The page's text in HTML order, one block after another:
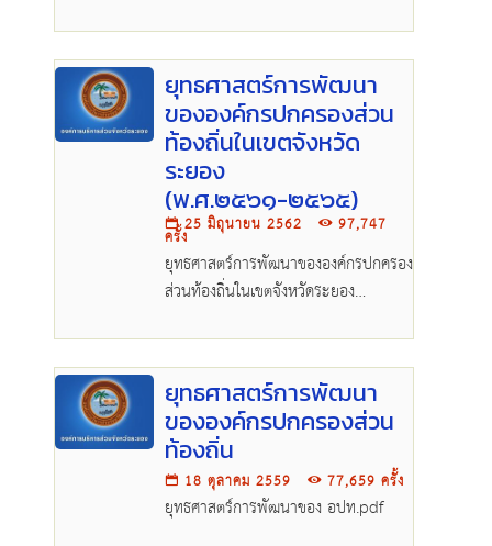
ยุทธศาสตร์การพัฒนา
ขององค์กรปกครองส่วน
ท้องถิ่นในเขตจังหวัด
ระยอง
(พ.ศ.๒๕๖๑-๒๕๖๕)
25 มิถุนายน 2562 97,747
ครั้ง
ยุทธศาสตร์การพัฒนาขององค์กรปกครอง
ส่วนท้องถิ่นในเขตจังหวัดระยอง
ยุทธศาสตร์การพัฒนา
ขององค์กรปกครองส่วน
ท้องถิ่น
18 ตุลาคม 2559 77,659 ครั้ง
ยุทธศาสตร์การพัฒนาของ อปท.pdf